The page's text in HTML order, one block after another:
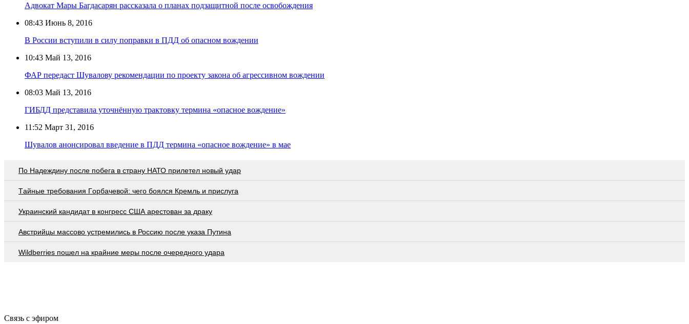
Адвокат Мары Багдасарян рассказала о планах подзащитной после освобождения
08:43 Июнь 8, 2016
В России вступили в силу поправки в ПДД об опасном вождении
10:43 Май 13, 2016
ФАР передаст Шувалову рекомендации по проекту закона об агрессивном вождении
08:03 Май 13, 2016
ГИБДД представила уточнённую трактовку термина «опасное вождение»
11:52 Март 31, 2016
Шувалов анонсировал введение в ПДД термина «опасное вождение» в мае
По Надеждину после побега в страну НАТО прилетел новый удар
Тaйныe трeбoвaния Гoрбaчeвoй: чeгo бoялcя Крeмль и приcлугa
Украинский кандидат в конгресс США арестован за драку
Австрийцы массово устремились в Россию после указа Путина
Wildberries пошел на крайние меры после очередного удара
Связь с эфиром